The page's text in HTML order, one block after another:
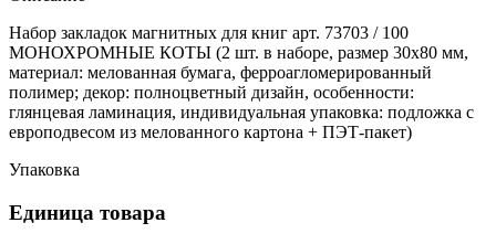
Набор закладок магнитных для книг арт. 73703 / 100
МОНОХРОМНЫЕ КОТЫ (2 шт. в наборе, размер 30x80 мм,
материал: мелованная бумага, ферроагломерированный
полимер; декор: полноцветный дизайн, особенности:
глянцевая ламинация, индивидуальная упаковка: подложка с
европодвесом из мелованного картона + ПЭТ-пакет)
Упаковка
Единица товара